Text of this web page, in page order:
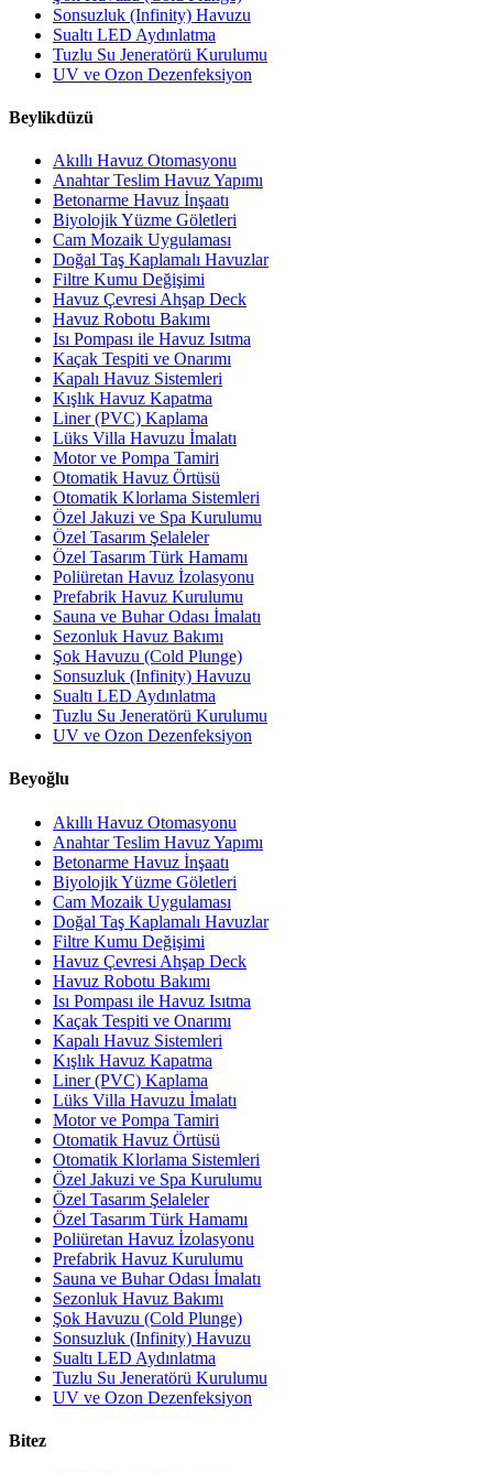
Sonsuzluk (Infinity) Havuzu
Sualtı LED Aydınlatma
Tuzlu Su Jeneratörü Kurulumu
UV ve Ozon Dezenfeksiyon
Beylikdüzü
Akıllı Havuz Otomasyonu
Anahtar Teslim Havuz Yapımı
Betonarme Havuz İnşaatı
Biyolojik Yüzme Göletleri
Cam Mozaik Uygulaması
Doğal Taş Kaplamalı Havuzlar
Filtre Kumu Değişimi
Havuz Çevresi Ahşap Deck
Havuz Robotu Bakımı
Isı Pompası ile Havuz Isıtma
Kaçak Tespiti ve Onarımı
Kapalı Havuz Sistemleri
Kışlık Havuz Kapatma
Liner (PVC) Kaplama
Lüks Villa Havuzu İmalatı
Motor ve Pompa Tamiri
Otomatik Havuz Örtüsü
Otomatik Klorlama Sistemleri
Özel Jakuzi ve Spa Kurulumu
Özel Tasarım Şelaleler
Özel Tasarım Türk Hamamı
Poliüretan Havuz İzolasyonu
Prefabrik Havuz Kurulumu
Sauna ve Buhar Odası İmalatı
Sezonluk Havuz Bakımı
Şok Havuzu (Cold Plunge)
Sonsuzluk (Infinity) Havuzu
Sualtı LED Aydınlatma
Tuzlu Su Jeneratörü Kurulumu
UV ve Ozon Dezenfeksiyon
Beyoğlu
Akıllı Havuz Otomasyonu
Anahtar Teslim Havuz Yapımı
Betonarme Havuz İnşaatı
Biyolojik Yüzme Göletleri
Cam Mozaik Uygulaması
Doğal Taş Kaplamalı Havuzlar
Filtre Kumu Değişimi
Havuz Çevresi Ahşap Deck
Havuz Robotu Bakımı
Isı Pompası ile Havuz Isıtma
Kaçak Tespiti ve Onarımı
Kapalı Havuz Sistemleri
Kışlık Havuz Kapatma
Liner (PVC) Kaplama
Lüks Villa Havuzu İmalatı
Motor ve Pompa Tamiri
Otomatik Havuz Örtüsü
Otomatik Klorlama Sistemleri
Özel Jakuzi ve Spa Kurulumu
Özel Tasarım Şelaleler
Özel Tasarım Türk Hamamı
Poliüretan Havuz İzolasyonu
Prefabrik Havuz Kurulumu
Sauna ve Buhar Odası İmalatı
Sezonluk Havuz Bakımı
Şok Havuzu (Cold Plunge)
Sonsuzluk (Infinity) Havuzu
Sualtı LED Aydınlatma
Tuzlu Su Jeneratörü Kurulumu
UV ve Ozon Dezenfeksiyon
Bitez